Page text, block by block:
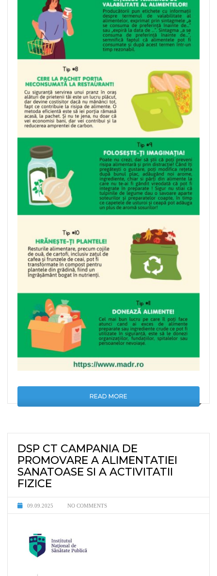
READ MORE
DSP CT CAMPANIA DE
PROMOVARE A ALIMENTATIEI
SANATOASE SI A ACTIVITATII
FIZICE
09.09.2025 NO COMMENTS